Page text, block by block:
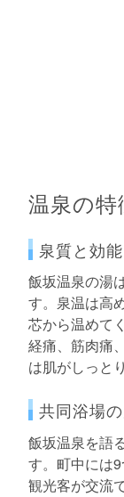
温泉の特
泉質と効能
飯坂温泉の湯は
す。泉温は高
芯から温めて
経痛、筋肉痛
は肌がしっと
共同浴場
飯坂温泉を語
す。町中には
観光客が交流